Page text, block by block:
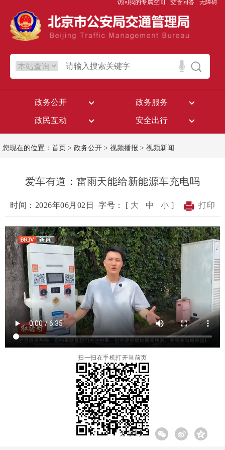
访问我的专属空间 交管问答 无障碍
政务公开 政务服务
政民互动 安全出行
您现在的位置： 首页 > 政务公开 > 视频播报 > 视频新闻
爱车有道：雷雨天能给新能源车充电吗
时间：2026年06月02日 字号： [ 大 中 小 ] 打印
扫一扫在手机打开当前页
分享到: